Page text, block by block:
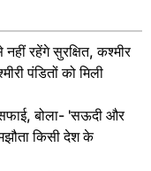
रहेंगे सुरक्षित, कश्मीर
पंडितों को मिली
बोला- 'सऊदी और
किसी देश के